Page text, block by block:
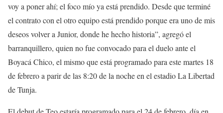
voy a poner ahí; el foco mío ya está prendido. Desde que terminé
el contrato con el otro equipo está prendido porque era uno de mis
deseos volver a Junior, donde he hecho historia”, agregó el
barranquillero, quien no fue convocado para el duelo ante el
Boyacá Chico, el mismo que está programado para este martes 18
de febrero a parir de las 8:20 de la noche en el estadio La Libertad
de Tunja.